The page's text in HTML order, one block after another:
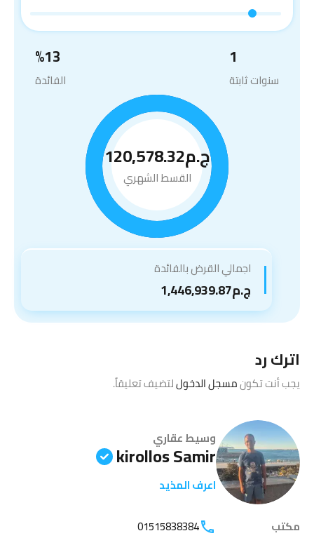
1
سنوات ثابتة
13
%
الفائدة
ج.م120,578.32
القسط الشهري
اجمالي القرض بالفائدة
ج.م1,446,939.87
اترك رد
يجب أنت تكونمسجل الدخوللتضيف تعليقاً.
وسيط عقاري
kirollos Samir
اعرف المذيد
مكتب
01515838384